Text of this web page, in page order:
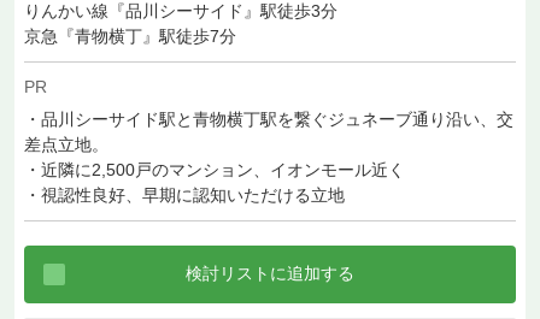
りんかい線『品川シーサイド』駅徒歩3分
京急『青物横丁』駅徒歩7分
PR
・品川シーサイド駅と青物横丁駅を繋ぐジュネーブ通り沿い、交
差点立地。
・近隣に2,500戸のマンション、イオンモール近く
・視認性良好、早期に認知いただける立地